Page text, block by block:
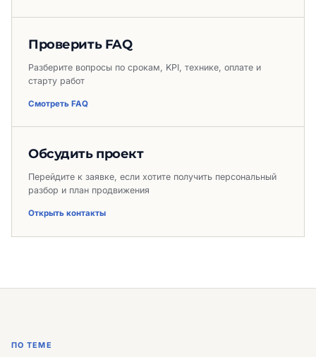
Проверить FAQ
Разберите вопросы по срокам, KPI, технике, оплате и
старту работ
Смотреть FAQ
Обсудить проект
Перейдите к заявке, если хотите получить персональный
разбор и план продвижения
Открыть контакты
ПО ТЕМЕ